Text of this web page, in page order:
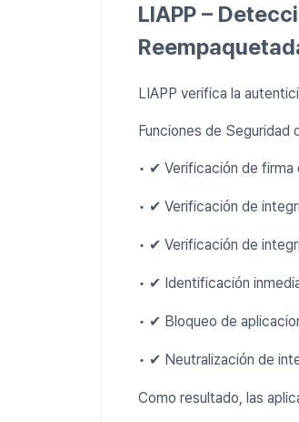
LIAPP –
LIAPP verifica la
Funciones de Seguridad
• ✔ Verificación de firma
• ✔ Verificación de
• ✔ Verificación de
• ✔ Identificación
• ✔ Bloqueo de
• ✔ Neutralización de
Como resultado, las